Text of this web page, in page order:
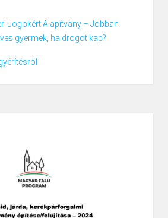
Jogokért Alapítvány – Jobban
gyermek, ha drogot kap?